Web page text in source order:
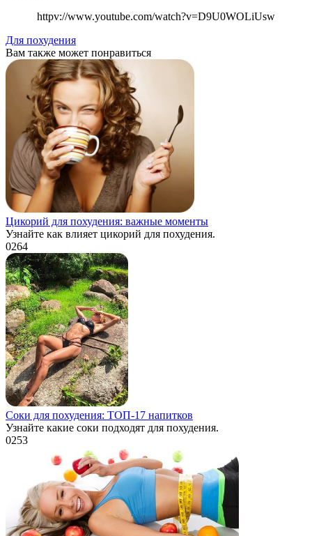
httpv://www.youtube.com/watch?v=D9U0WOLiUsw
Для похудения
Вам также может понравиться
Цикорий для похудения: важные моменты
Узнайте как влияет цикорий для похудения.
0264
Соки для похудения: ТОП-17 напитков
Узнайте какие соки подходят для похудения.
0253